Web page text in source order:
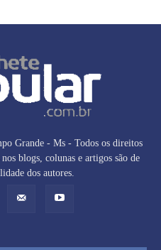
Grande - Ms - Todos os direitos
blogs, colunas e artigos são de
dos autores.